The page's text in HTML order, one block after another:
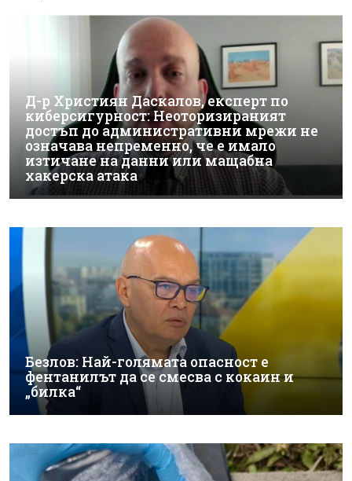
Д-р Християн Даскалов, експерт по
киберсигурност: Неоторизираният
достъп до административни мрежи не
означава непременно, че е имало
изтичане на данни или мащабна
хакерска атака
Безлов: Най-голямата опасност е
фентанилът да се смесва с кокаин и
„билка“